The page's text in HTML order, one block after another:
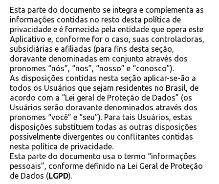
Esta parte do documento se integra e complementa as
informações contidas no resto desta política de
privacidade e é fornecida pela entidade que opera este
Aplicativo e, conforme for o caso, suas controladoras,
subsidiárias e afiliadas (para fins desta seção,
doravante denominadas em conjunto através dos
pronomes “nós”, “nos”, “nosso” e “conosco”).
As disposições contidas nesta seção aplicar-se-ão a
todos os Usuários que sejam residentes no Brasil, de
acordo com a “Lei geral de Proteção de Dados” (os
Usuários serão doravante denominados através dos
pronomes “você” e “seu”). Para tais Usuários, estas
disposições substituem todas as outras disposições
possivelmente divergentes ou conflitantes contidas
nesta política de privacidade.
Esta parte do documento usa o termo “informações
pessoais”, conforme definido na Lei Geral de Proteção
de Dados (LGPD).